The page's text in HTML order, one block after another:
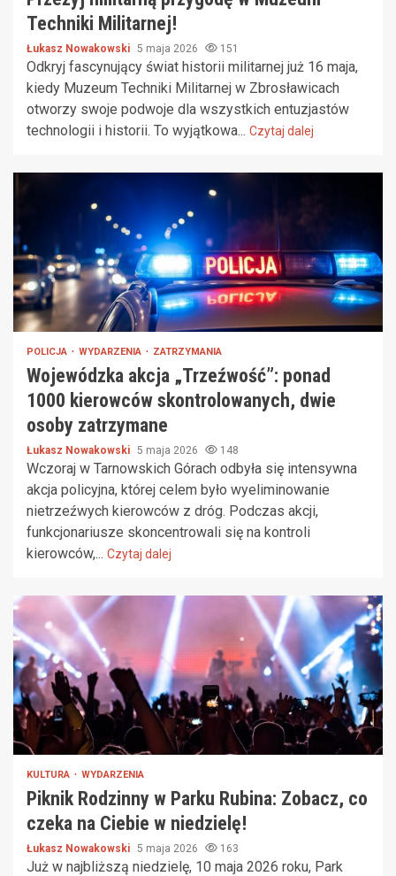
Techniki Militarnej!
Łukasz Nowakowski 5 maja 2026 151
Odkryj fascynujący świat historii militarnej już 16 maja,
kiedy Muzeum Techniki Militarnej w Zbrosławicach
otworzy swoje podwoje dla wszystkich entuzjastów
technologii i historii. To wyjątkowa... Czytaj dalej
POLICJA WYDARZENIA ZATRZYMANIA
Wojewódzka akcja „Trzeźwość”: ponad
1000 kierowców skontrolowanych, dwie
osoby zatrzymane
Łukasz Nowakowski 5 maja 2026 148
Wczoraj w Tarnowskich Górach odbyła się intensywna
akcja policyjna, której celem było wyeliminowanie
nietrzeźwych kierowców z dróg. Podczas akcji,
funkcjonariusze skoncentrowali się na kontroli
kierowców,... Czytaj dalej
KULTURA WYDARZENIA
Piknik Rodzinny w Parku Rubina: Zobacz, co
czeka na Ciebie w niedzielę!
Łukasz Nowakowski 5 maja 2026 163
Już w najbliższą niedzielę, 10 maja 2026 roku, Park